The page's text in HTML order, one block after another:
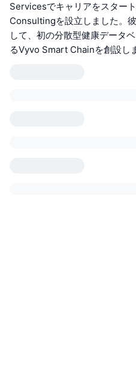
Servicesでキャリアをスター
Consultingを設立しました。
して、初の分散型健康データ
るVyvo Smart Chainを創設し